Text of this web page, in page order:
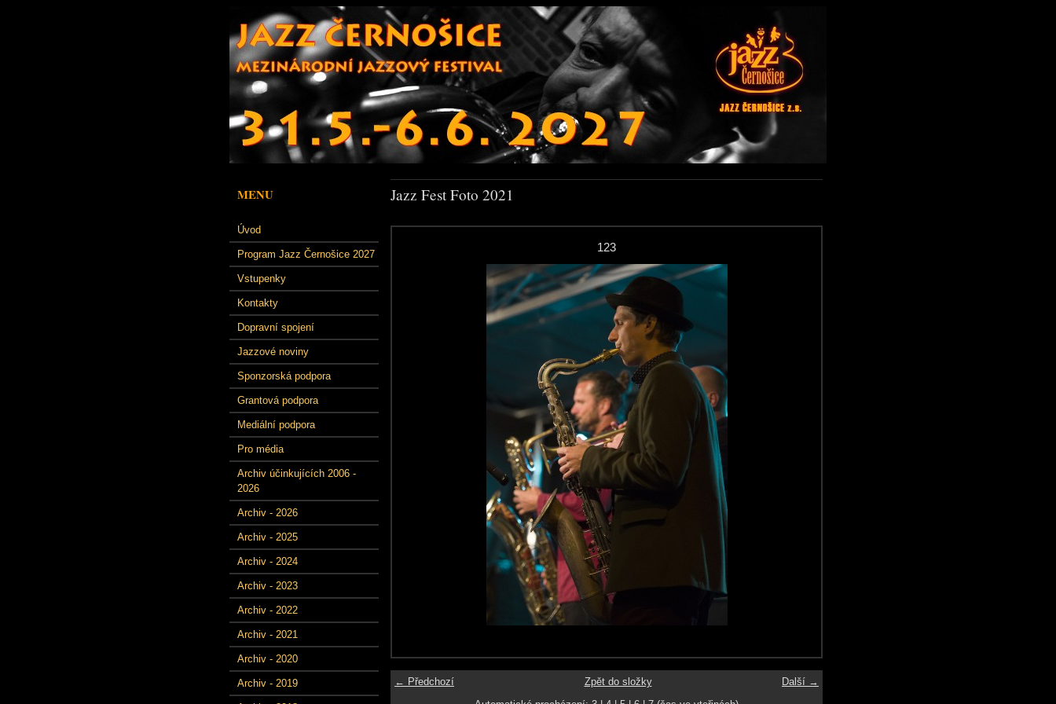
MENU
Úvod
Program Jazz Černošice 2027
Vstupenky
Kontakty
Dopravní spojení
Jazzové noviny
Sponzorská podpora
Grantová podpora
Mediální podpora
Pro média
Archiv účinkujících 2006 -
2026
Archiv - 2026
Archiv - 2025
Archiv - 2024
Archiv - 2023
Archiv - 2022
Archiv - 2021
Archiv - 2020
Archiv - 2019
Jazz Fest Foto 2021
123
← Předchozí Další →
Zpět do složky